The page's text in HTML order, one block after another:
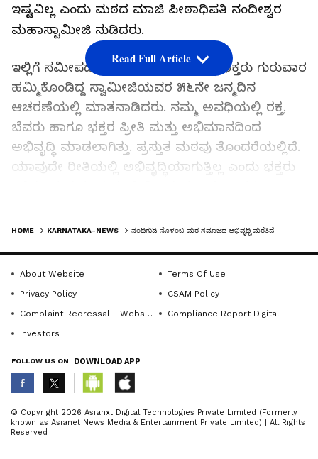
ಇಷ್ಟವಿಲ್ಲ ಎಂದು ಮಠದ ಮಾಜಿ ಪೀಠಾಧಿಪತಿ ನಂದೀಶ್ವರ
ಮಹಾಸ್ವಾಮೀಜಿ ನುಡಿದರು.
ಇಲ್ಲಿಗೆ ಸಮೀಪದ ವಡೆಯರ ಬಸಾಪುರದಲ್ಲಿ ಭಕ್ತರು ಗುರುವಾರ
ಹಮ್ಮಿಕೊಂಡಿದ್ದ ಸ್ವಾಮೀಜಿಯವರ ೫೬ನೇ ಜನ್ಮದಿನ
ಆಚರಣೆಯಲ್ಲಿ ಮಾತನಾಡಿದರು. ನಮ್ಮ ಅವಧಿಯಲ್ಲಿ ರಕ್ತ,
ಬೆವರು ಹಾಗೂ ಭಕ್ತರ ಪ್ರೀತಿ ಮತ್ತು ಅಭಿಮಾನದಿಂದ
ಅಭಿವೃದ್ಧಿ ಮಾಡಲಾಗಿತ್ತು. ಪ್ರಸ್ತುತ ಮಠವು ತೊಂದರೆಯಲ್ಲಿದೆ.
ಯಾವುದೇ ರೀತಿಯಲ್ಲಿ ಅಭಿವೃದ್ಧಿಯಾಗುತ್ತಿಲ್ಲ ಎಂದು ಭಕ್ತರು
ನಮ್ಮ ಜನ್ಮದಿನವನ್ನು ಭಕ್ತರು ಆಚರಿಸುತ್ತಿರುವುದು ಸಂತಸ
ಷಡಕ್ಷರಿ ದೇಶೀಕೇಂದ್ರ ಸ್ವಾಮೀಜಿ ಮಾತನಾಡಿ, ನಂದೀಶ್ವರ
ನೂರಾರು ಮಕ್ಕಳಿಗೆ ವೇದ, ಉಪನಿಷತ್ತು ಪಾಠ ಹೇಳುತ್ತಿದ್ದರು.
Read Full Article
ABOUT THE AUTHOR
K KannadaprabhaNewsNetwork
HOME KARNATAKA-NEWS ನಂದಿಗುಡಿ ನೊಳಂಬ ಮಠ ಸಮಾಜದ ಅಭಿವೃದ್ಧಿ ಮರೆತಿದೆ
About Website
Terms Of Use
Privacy Policy
CSAM Policy
Complaint Redressal - Website
Compliance Report Digital
Investors
FOLLOW US ON DOWNLOAD APP
© Copyright 2026 Asianxt Digital Technologies Private Limited (Formerly
known as Asianet News Media & Entertainment Private Limited) | All Rights
Reserved